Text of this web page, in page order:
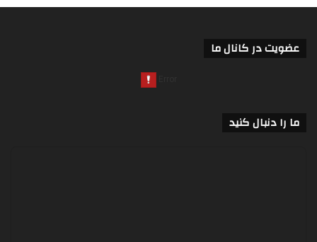
عضویت در کانال ما
ما را دنبال کنید